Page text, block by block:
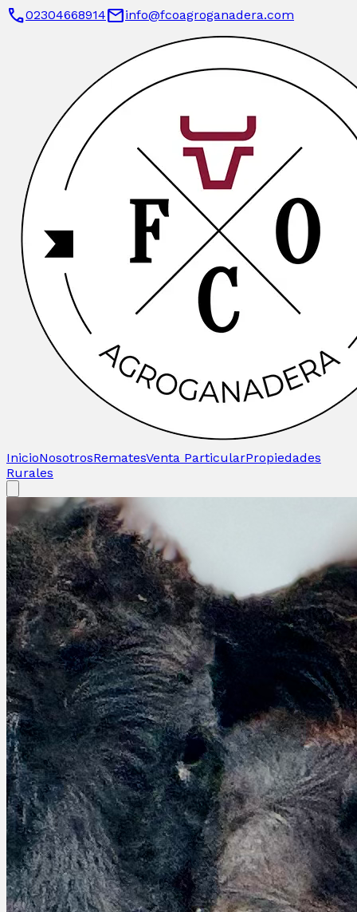
phone02304668914mailinfo@fcoagroganadera.com
InicioNosotrosRematesVenta ParticularPropiedades
Rurales